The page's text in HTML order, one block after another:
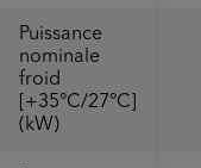
Puissance
nominale
froid
[+35°C/27°C]
(kW)